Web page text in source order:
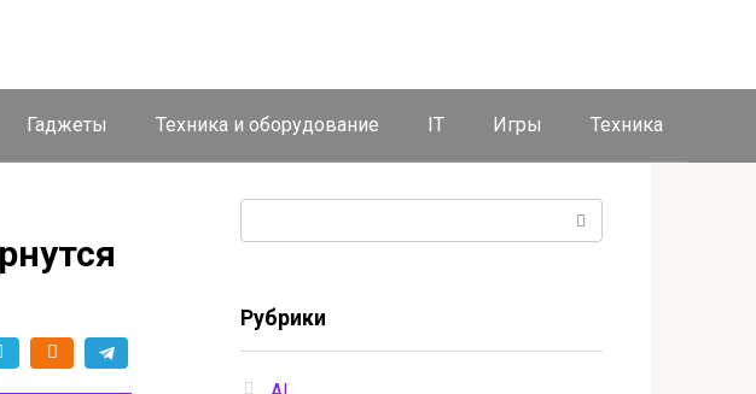
Гаджеты Техника и оборудование IT Игры Техника
Рубрики